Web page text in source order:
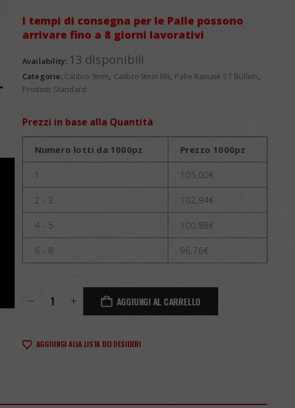
I tempi di consegna per le Palle possono
arrivare fino a 8 giorni lavorativi
Availability: 13 disponibili
Categorie: Calibro 9mm, Calibro 9mm RN, Palle Ramate ST Bullets,
Prodotti Standard
Prezzi in base alla Quantità
Numero lotti da 1000pz Prezzo 1000pz
1 105,00€
2 - 3 102,94€
4 - 5 100,88€
6 - 8 96,76€
AGGIUNGI AL CARRELLO
AGGIUNGI ALLA LISTA DEI DESIDERI